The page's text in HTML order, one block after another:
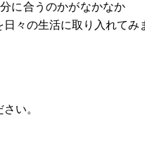
に合うのかがなかなか
々の生活に取り入れてみ
い。